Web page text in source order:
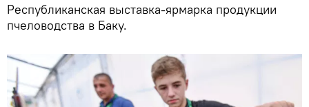
Республиканская выставка-ярмарка продукции
пчеловодства в Баку.